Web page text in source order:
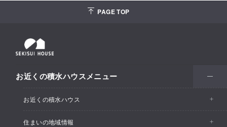
PAGE TOP
お近くの積水ハウスメニュー
お近くの積水ハウス
お近くの積水ハウストップ
住まいの地域情報